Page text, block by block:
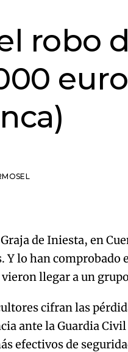
robo
de Iniesta, en
Y lo han
llegar a un
cifran las
ante la Guardia
efectivos de